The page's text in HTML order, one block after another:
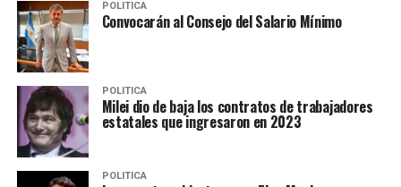
POLITICA
Convocarán al Consejo del Salario Mínimo
POLITICA
Milei dio de baja los contratos de trabajadores
estatales que ingresaron en 2023
POLITICA